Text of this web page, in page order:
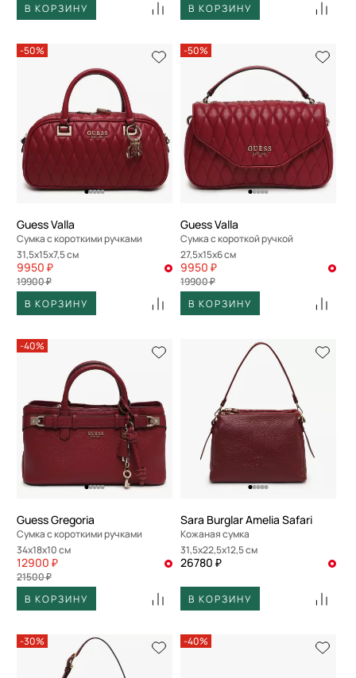
В КОРЗИНУ
В КОРЗИНУ
-50%
Guess Valla
Сумка с короткими ручками
31,5x15x7,5 см
9950 ₽
19900 ₽
В КОРЗИНУ
-50%
Guess Valla
Сумка с короткой ручкой
27,5x15x6 см
9950 ₽
19900 ₽
В КОРЗИНУ
-40%
Guess Gregoria
Сумка с короткими ручками
34x18x10 см
12900 ₽
21500 ₽
В КОРЗИНУ
Sara Burglar Amelia Safari
Кожаная сумка
31,5x22,5x12,5 см
26780 ₽
В КОРЗИНУ
-30% -40%